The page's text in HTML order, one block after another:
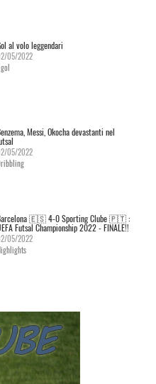
al volo leggendari
05/2022
Messi, Okocha devastanti nel
05/2022
🇪🇸 4-0 Sporting Clube 🇵🇹 :
Futsal Championship 2022 - FINALE!!
05/2022